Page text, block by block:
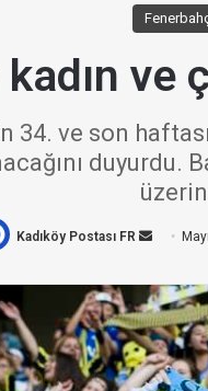
kadın
34. ve son
Kadıköy Postası FR
Bir
posta